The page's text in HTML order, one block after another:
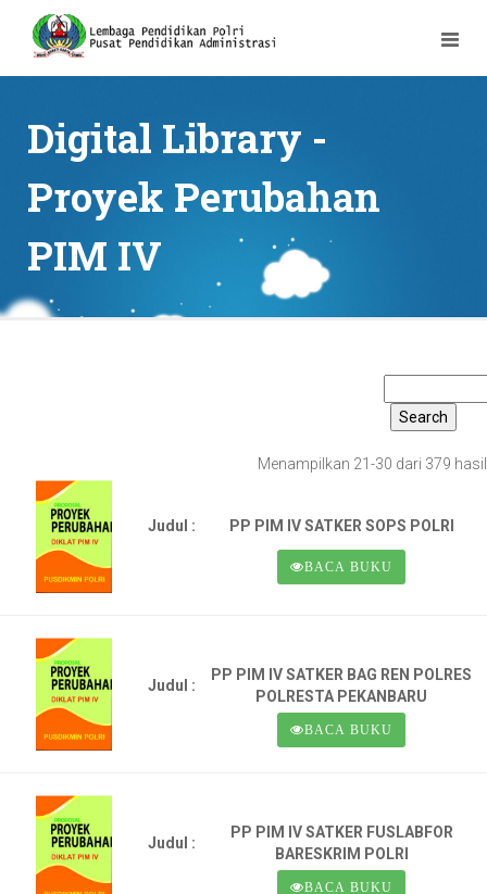
Digital Library -
Proyek Perubahan
PIM IV
Menampilkan 21-30 dari 379 hasil
Judul : PP PIM IV SATKER SOPS POLRI
BACA BUKU
Judul :
PP PIM IV SATKER BAG REN POLRES
POLRESTA PEKANBARU
BACA BUKU
Judul :
PP PIM IV SATKER FUSLABFOR
BARESKRIM POLRI
BACA BUKU